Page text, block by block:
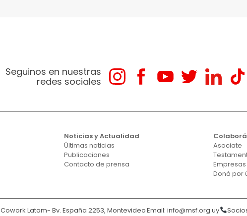
Seguinos en nuestras
redes sociales
Noticias y Actualidad
Últimas noticias
Publicaciones
Contacto de prensa
Colaborá
Asociate
Empresas
Doná por
Cowork Latam- Bv. España 2253, MontevideoEmail: info@msf.org.uy